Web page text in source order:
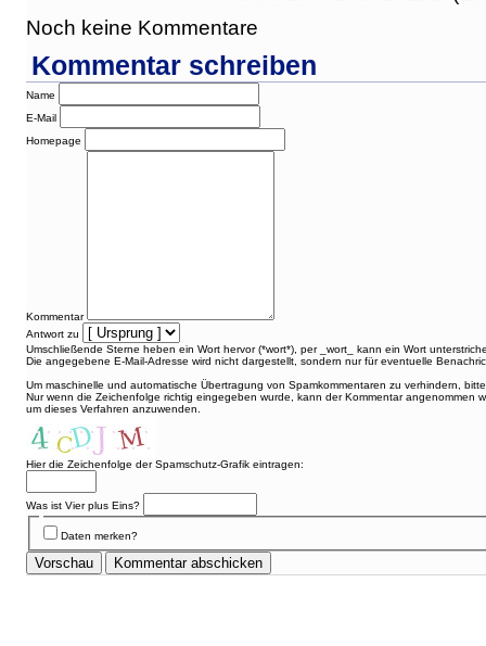
Noch keine Kommentare
Kommentar schreiben
Name
E-Mail
Homepage
Kommentar
Antwort zu
Umschließende Sterne heben ein Wort hervor (*wort*), per _wort_ kann ein Wort
Die angegebene E-Mail-Adresse wird nicht dargestellt, sondern nur für eventuelle
Um maschinelle und automatische Übertragung von Spamkommentaren zu verhindern,
Nur wenn die Zeichenfolge richtig eingegeben wurde, kann der Kommentar angenommen
um dieses Verfahren anzuwenden.
Hier die Zeichenfolge der Spamschutz-Grafik eintragen:
Was ist Vier plus Eins?
Daten merken?